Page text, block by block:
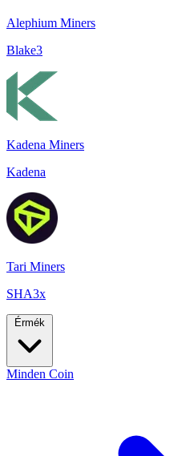
Alephium Miners
Blake3
Kadena Miners
Kadena
Tari Miners
SHA3x
Érmék
Minden Coin